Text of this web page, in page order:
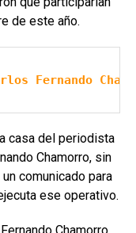
de este año.
Fernando
casa del periodista
Chamorro, sin
comunicado para
ese operativo.